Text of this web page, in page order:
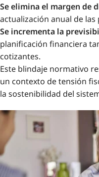
Se elimina el margen de
actualización anual de las
Se incrementa la
planificación financiera
cotizantes.
Este blindaje normativo
un contexto de tensión
la sostenibilidad del